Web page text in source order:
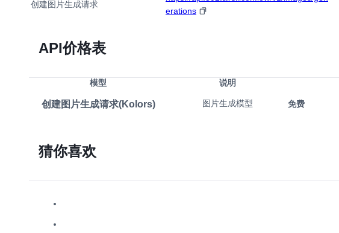
创建图片生成请求
erations
API价格表
模型 说明
创建图片生成请求(Kolors) 图片生成模型 免费
猜你喜欢